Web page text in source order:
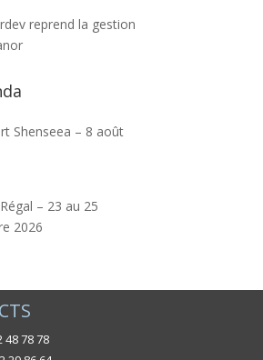
reprend la gestion
Shenseea – 8 août
– 23 au 25
2026
48 78 78